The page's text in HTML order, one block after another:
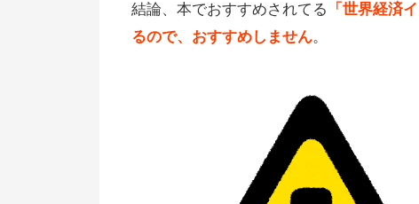
結論、本でおすすめされてる
「世界経済
るので、おすすめしません。